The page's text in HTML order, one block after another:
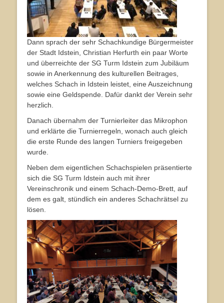
Dann sprach der sehr Schachkundige Bürgermeister
der Stadt Idstein, Christian Herfurth ein paar Worte
und überreichte der SG Turm Idstein zum Jubiläum
sowie in Anerkennung des kulturellen Beitrages,
welches Schach in Idstein leistet, eine Auszeichnung
sowie eine Geldspende. Dafür dankt der Verein sehr
herzlich.
Danach übernahm der Turnierleiter das Mikrophon
und erklärte die Turnierregeln, wonach auch gleich
die erste Runde des langen Turniers freigegeben
wurde.
Neben dem eigentlichen Schachspielen präsentierte
sich die SG Turm Idstein auch mit ihrer
Vereinschronik und einem Schach-Demo-Brett, auf
dem es galt, stündlich ein anderes Schachrätsel zu
lösen.